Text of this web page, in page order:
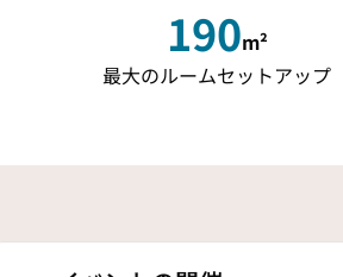
190m²
m²
最大のルームセットアップ